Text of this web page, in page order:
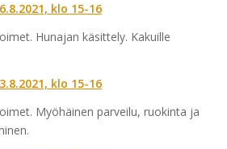
klo 15-16
Hunajan käsittely. Kakuille
klo 15-16
Myöhäinen parveilu, ruokinta ja